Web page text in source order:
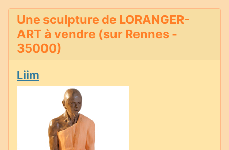
Une sculpture de LORANGER-
ART à vendre (sur Rennes -
35000)
Liim